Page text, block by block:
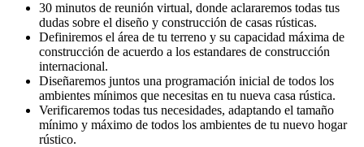
30 minutos de reunión virtual, donde aclararemos todas tus
dudas sobre el diseño y construcción de casas rústicas.
Definiremos el área de tu terreno y su capacidad máxima de
construcción de acuerdo a los estandares de construcción
internacional.
Diseñaremos juntos una programación inicial de todos los
ambientes mínimos que necesitas en tu nueva casa rústica.
Verificaremos todas tus necesidades, adaptando el tamaño
mínimo y máximo de todos los ambientes de tu nuevo hogar
rústico.